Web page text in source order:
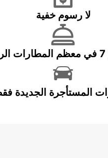
لا رسوم خفية
المستأجرة الجديدة